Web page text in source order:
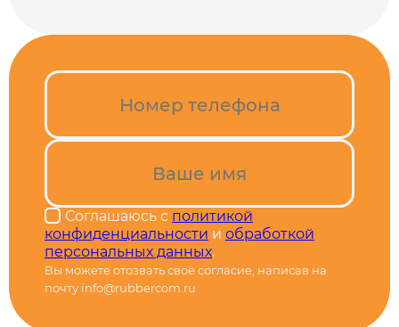
Соглашаюсь с политикой
конфиденциальности и обработкой
персональных данных.
Вы можете отозвать своё согласие, написав на
почту info@rubbercom.ru